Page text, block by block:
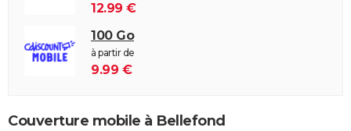
12.99 €
100 Go
à partir de
9.99 €
Couverture mobile à Bellefond